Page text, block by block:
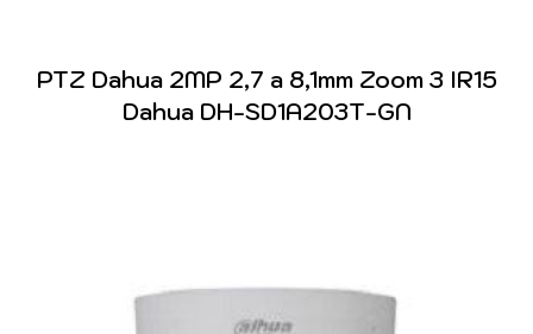
PTZ Dahua 2MP 2,7 a 8,1mm Zoom 3 IR15
Dahua DH-SD1A203T-GN